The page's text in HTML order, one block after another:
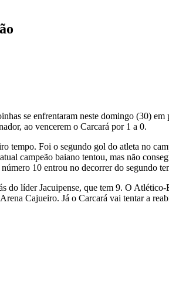
se enfrentaram neste domingo (30)
ao vencerem o Carcará por 1 a 0.
Foi o segundo gol do atleta no
campeão baiano tentou, mas não
10 entrou no decorrer do segundo
do líder Jacuipense, que tem 9. O
Cajueiro. Já o Carcará vai tentar a